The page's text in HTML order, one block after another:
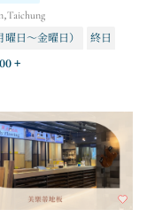
曜日～金曜日）
終日
曜日・日曜日）
+